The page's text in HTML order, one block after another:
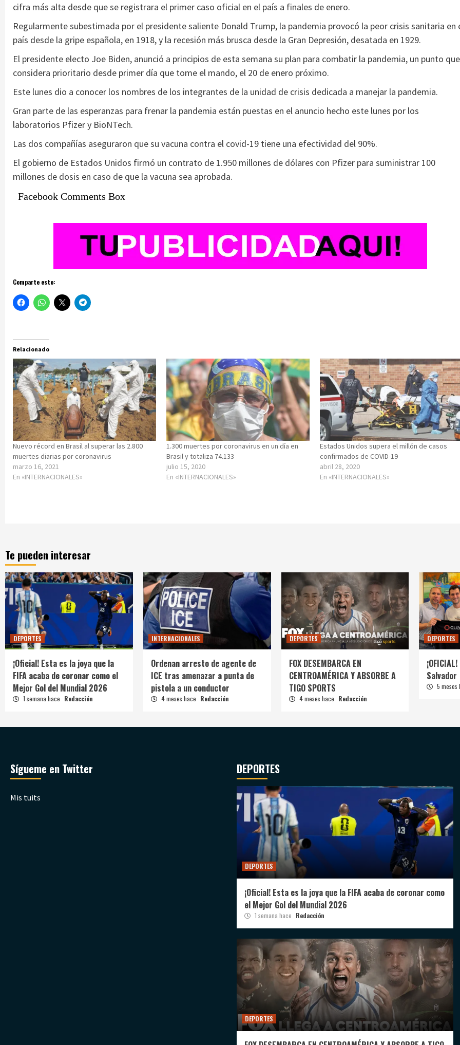
cifra más alta desde que se registrara el primer caso oficial en el país a finales de enero.
Regularmente subestimada por el presidente saliente Donald Trump, la pandemia provocó la peor crisis sanitaria en
país desde la gripe española, en 1918, y la recesión más brusca desde la Gran Depresión, desatada en 1929.
El presidente electo Joe Biden, anunció a principios de esta semana su plan para combatir la pandemia, un punto que
considera prioritario desde primer día que tome el mando, el 20 de enero próximo.
Este lunes dio a conocer los nombres de los integrantes de la unidad de crisis dedicada a manejar la pandemia.
Gran parte de las esperanzas para frenar la pandemia están puestas en el anuncio hecho este lunes por los
laboratorios Pfizer y BioNTech.
Las dos compañías aseguraron que su vacuna contra el covid-19 tiene una efectividad del 90%.
El gobierno de Estados Unidos firmó un contrato de 1.950 millones de dólares con Pfizer para suministrar 100
millones de dosis en caso de que la vacuna sea aprobada.
Facebook Comments Box
Comparte esto:
Relacionado
Nuevo récord en Brasil al superar las 2.800
muertes diarias por coronavirus
marzo 16, 2021
En «INTERNACIONALES»
1.300 muertes por coronavirus en un día en
Brasil y totaliza 74.133
julio 15, 2020
En «INTERNACIONALES»
Estados Unidos supera el millón de casos
confirmados de COVID-19
abril 28, 2020
En «INTERNACIONALES»
Te pueden interesar
DEPORTES
¡Oficial! Esta es la joya que la
FIFA acaba de coronar como el
Mejor Gol del Mundial 2026
1 semana hace Redacción
INTERNACIONALES
Ordenan arresto de agente de
ICE tras amenazar a punta de
pistola a un conductor
4 meses hace Redacción
DEPORTES
FOX DESEMBARCA EN
CENTROAMÉRICA Y ABSORBE A
TIGO SPORTS
4 meses hace Redacción
DEPORTES
Salvador
5
Sígueme en Twitter
Mis tuits
DEPORTES
DEPORTES
¡Oficial! Esta es la joya que la FIFA acaba de coronar como
el Mejor Gol del Mundial 2026
1 semana hace Redacción
DEPORTES